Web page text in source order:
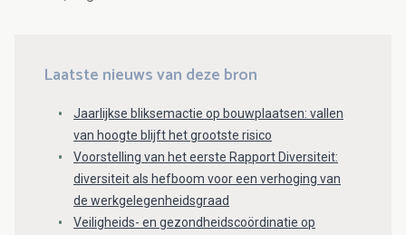
Laatste nieuws van deze bron
Jaarlijkse bliksemactie op bouwplaatsen: vallen
van hoogte blijft het grootste risico
Voorstelling van het eerste Rapport Diversiteit:
diversiteit als hefboom voor een verhoging van
de werkgelegenheidsgraad
Veiligheids- en gezondheidscoördinatie op